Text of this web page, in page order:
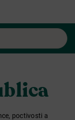
poctivosti a